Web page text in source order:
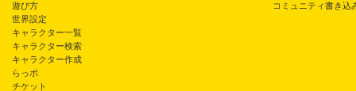
遊び方
世界設定
キャラクター一覧
キャラクター検索
キャラクター作成
らっポ
チケット
コミュニティ書き込